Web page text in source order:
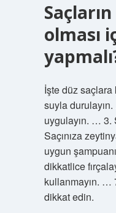
olması
İşte düz saçlara
suyla
uygulayın. … 3.
Saçınıza
uygun
dikkatlice
kullanmayın. …
dikkat edin.